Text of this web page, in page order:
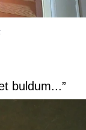
buldum...”